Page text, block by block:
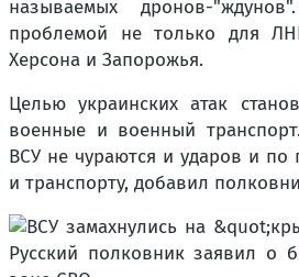
называемых дронов-
проблемой не только для
Херсона и Запорожья.
Целью украинских атак
военные и военный
ВСУ не чураются и ударов и по
и транспорту, добавил